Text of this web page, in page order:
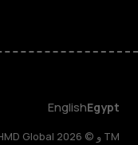
Egypt
English